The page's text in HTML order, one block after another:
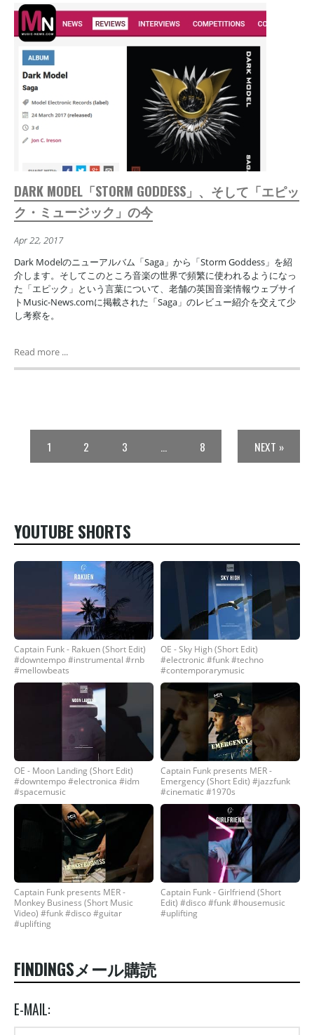
DARK MODEL「STORM GODDESS」、そして「エピッ
ク・ミュージック」の今
Apr 22, 2017
Dark Modelのニューアルバム「Saga」から「Storm Goddess」を紹
介します。そしてこのところ音楽の世界で頻繁に使われるようになっ
た「エピック」という言葉について、老舗の英国音楽情報ウェブサイ
トMusic-News.comに掲載された「Saga」のレビュー紹介を交えて少
し考察を。
Read more ...
1 2 3 … 8 NEXT »
YOUTUBE SHORTS
Captain Funk - Rakuen (Short Edit)
#downtempo #instrumental #rnb
#mellowbeats
OE - Sky High (Short Edit)
#electronic #funk #techno
#contemporarymusic
OE - Moon Landing (Short Edit)
#downtempo #electronica #idm
#spacemusic
Captain Funk presents MER -
Emergency (Short Edit) #jazzfunk
#cinematic #1970s
Captain Funk presents MER -
Monkey Business (Short Music
Video) #funk #disco #guitar
#uplifting
Captain Funk - Girlfriend (Short
Edit) #disco #funk #housemusic
#uplifting
FINDINGSメール購読
E-MAIL: